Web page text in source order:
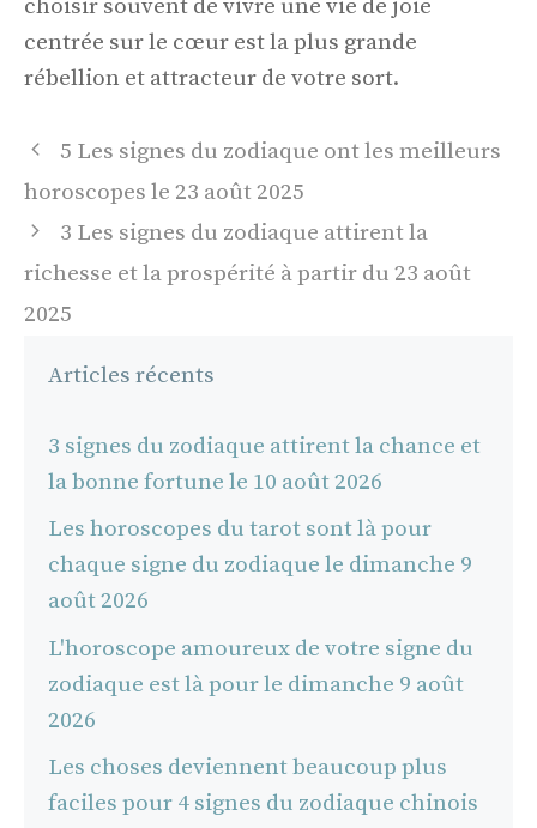
choisir souvent de vivre une vie de joie
centrée sur le cœur est la plus grande
rébellion et attracteur de votre sort.
Navigation
des
5 Les signes du zodiaque ont les meilleurs
horoscopes le 23 août 2025
3 Les signes du zodiaque attirent la
richesse et la prospérité à partir du 23 août
2025
Articles récents
3 signes du zodiaque attirent la chance et
la bonne fortune le 10 août 2026
Les horoscopes du tarot sont là pour
chaque signe du zodiaque le dimanche 9
août 2026
L'horoscope amoureux de votre signe du
zodiaque est là pour le dimanche 9 août
2026
Les choses deviennent beaucoup plus
faciles pour 4 signes du zodiaque chinois